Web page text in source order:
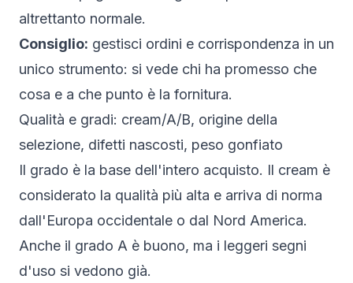
altrettanto normale.
Consiglio: gestisci ordini e corrispondenza in un
unico strumento: si vede chi ha promesso che
cosa e a che punto è la fornitura.
Qualità e gradi: cream/A/B, origine della
selezione, difetti nascosti, peso gonfiato
Il grado è la base dell'intero acquisto. Il cream è
considerato la qualità più alta e arriva di norma
dall'Europa occidentale o dal Nord America.
Anche il grado A è buono, ma i leggeri segni
d'uso si vedono già.